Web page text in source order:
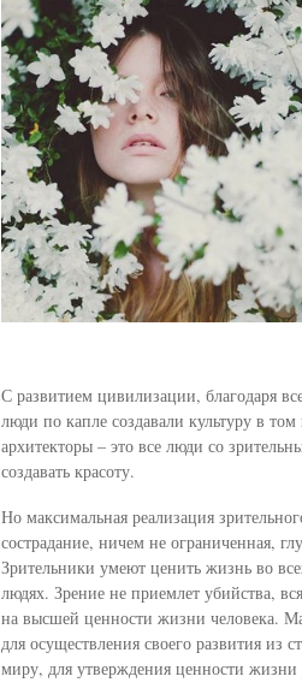
С развитием цивилизации, благодаря
люди по капле создавали культуру в
архитекторы – это все люди со
создавать красоту.
Но максимальная реализация
сострадание, ничем не ограниченная,
Зрительники умеют ценить жизнь во
людях. Зрение не приемлет убийства,
на высшей ценности жизни человека.
для осуществления своего развития из
миру, для утверждения ценности жизни